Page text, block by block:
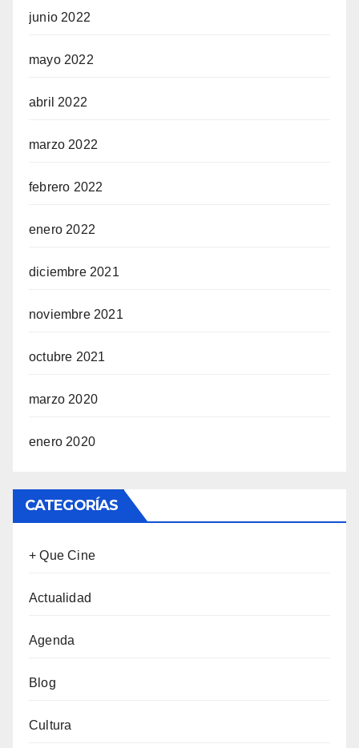
junio 2022
mayo 2022
abril 2022
marzo 2022
febrero 2022
enero 2022
diciembre 2021
noviembre 2021
octubre 2021
marzo 2020
enero 2020
CATEGORÍAS
+ Que Cine
Actualidad
Agenda
Blog
Cultura